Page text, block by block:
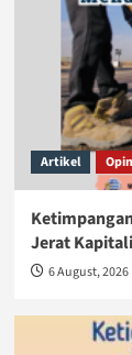
Artikel
Jerat
6 August, 2026